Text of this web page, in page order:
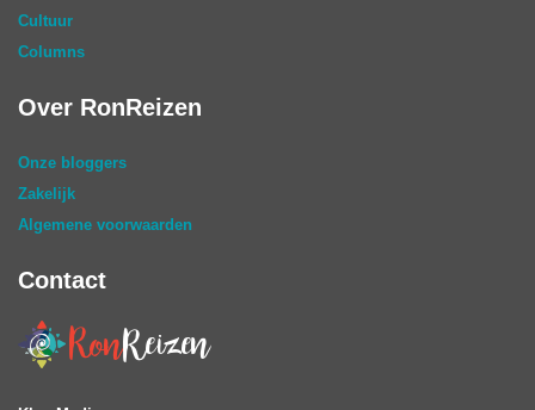
Cultuur
Columns
Over RonReizen
Onze bloggers
Zakelijk
Algemene voorwaarden
Contact